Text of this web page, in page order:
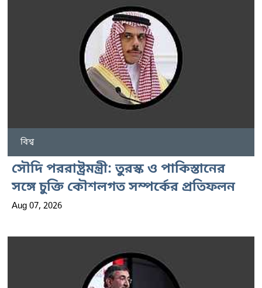
বিশ্ব
সৌদি পররাষ্ট্রমন্ত্রী: তুরস্ক ও পাকিস্তানের
সঙ্গে চুক্তি কৌশলগত সম্পর্কের প্রতিফলন
Aug 07, 2026